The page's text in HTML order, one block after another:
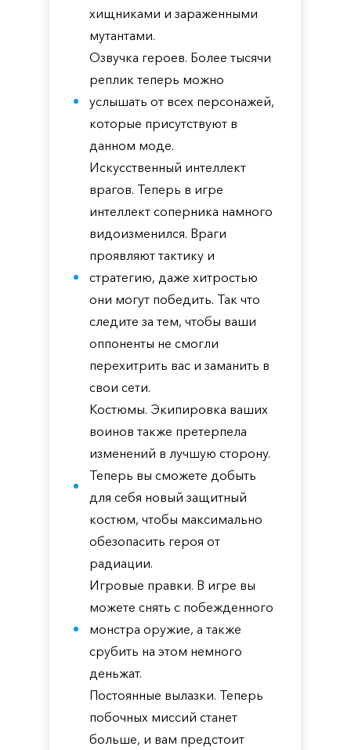
хищниками и зараженными
мутантами.
Озвучка героев. Более тысячи
реплик теперь можно
услышать от всех персонажей,
которые присутствуют в
данном моде.
Искусственный интеллект
врагов. Теперь в игре
интеллект соперника намного
видоизменился. Враги
проявляют тактику и
стратегию, даже хитростью
они могут победить. Так что
следите за тем, чтобы ваши
оппоненты не смогли
перехитрить вас и заманить в
свои сети.
Костюмы. Экипировка ваших
воинов также претерпела
изменений в лучшую сторону.
Теперь вы сможете добыть
для себя новый защитный
костюм, чтобы максимально
обезопасить героя от
радиации.
Игровые правки. В игре вы
можете снять с побежденного
монстра оружие, а также
срубить на этом немного
деньжат.
Постоянные вылазки. Теперь
побочных миссий станет
больше, и вам предстоит